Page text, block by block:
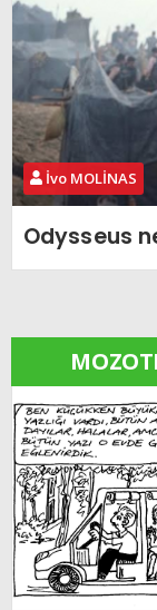
İvo MOLİNAS
Odysseus